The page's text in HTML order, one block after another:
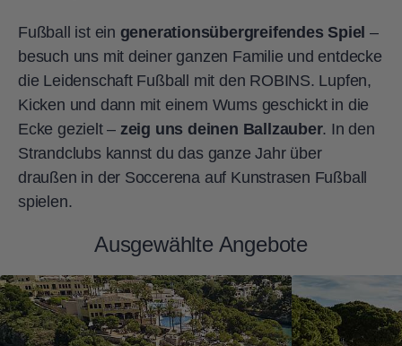
Fußball ist ein generationsübergreifendes Spiel –
besuch uns mit deiner ganzen Familie und entdecke
die Leidenschaft Fußball mit den ROBINS. Lupfen,
Kicken und dann mit einem Wums geschickt in die
Ecke gezielt – zeig uns deinen Ballzauber. In den
Strandclubs kannst du das ganze Jahr über
draußen in der Soccerena auf Kunstrasen Fußball
spielen.
Ausgewählte Angebote